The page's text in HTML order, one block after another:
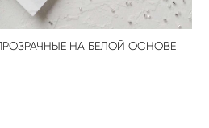
НА БЕЛОЙ ОСНОВЕ